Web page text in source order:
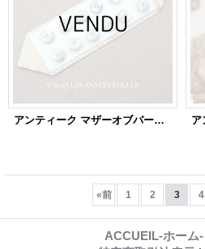
アンティーク マザーオブパール製 極小 ボタン 6mm 12ピース シェルボタン パウダーブルーグリーン
«前 1 2 3 4
ACCUEIL-ホーム-